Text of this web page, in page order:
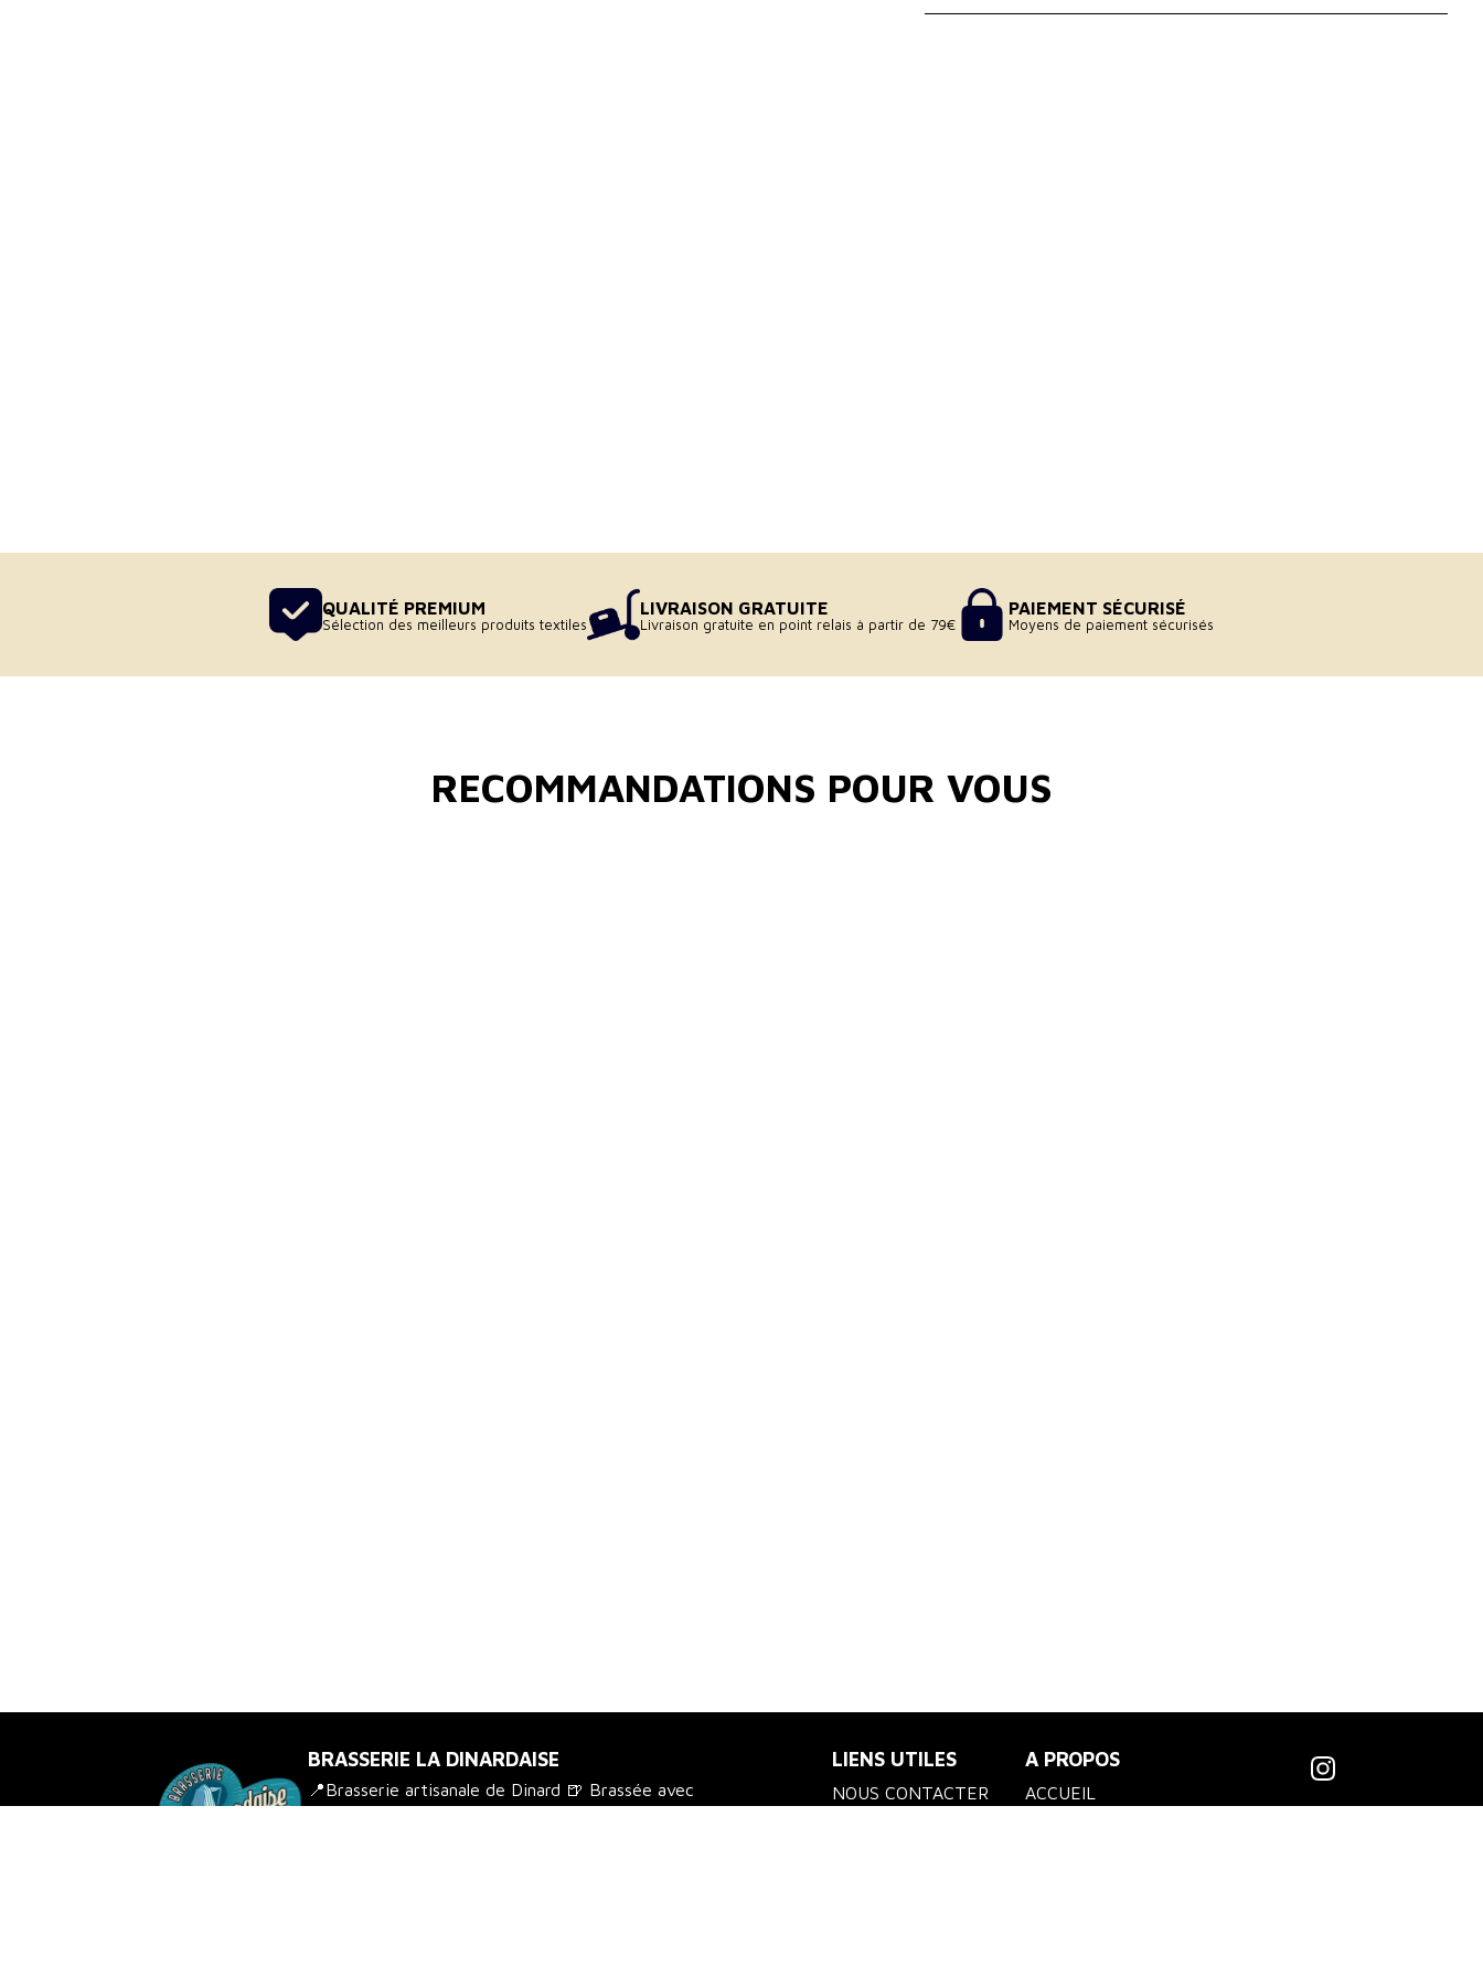
souple, très agréable à porter.
QUALITÉ PREMIUM
Sélection des meilleurs produits textiles
LIVRAISON GRATUITE
Livraison gratuite en point relais à partir de 79€
PAIEMENT SÉCURISÉ
Moyens de paiement sécurisés
RECOMMANDATIONS POUR VOUS
BRASSERIE LA DINARDAISE
📍Brasserie artisanale de Dinard 🍺 Brassée avec
LIENS UTILES
NOUS CONTACTER
A PROPOS
ACCUEIL